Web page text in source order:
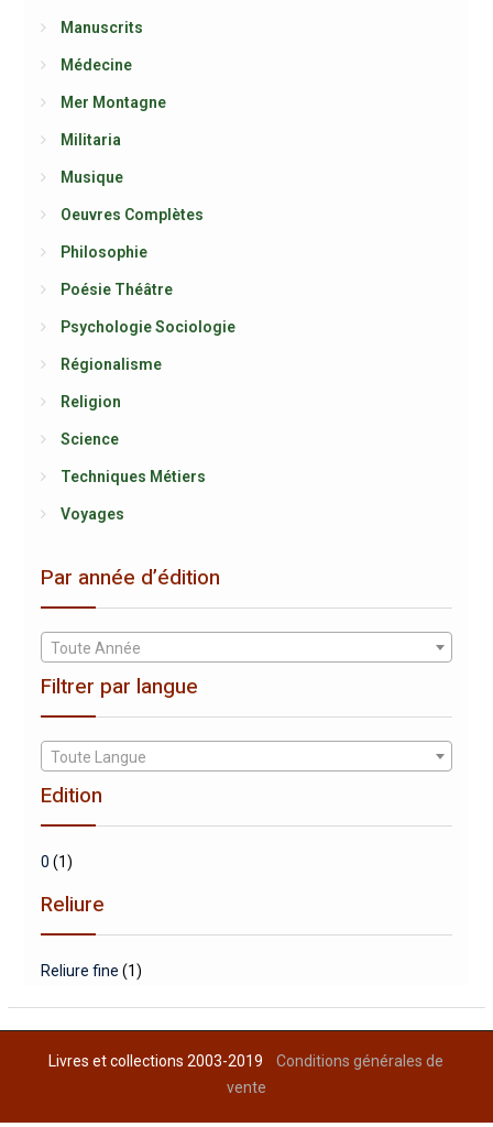
Manuscrits
Médecine
Mer Montagne
Militaria
Musique
Oeuvres Complètes
Philosophie
Poésie Théâtre
Psychologie Sociologie
Régionalisme
Religion
Science
Techniques Métiers
Voyages
Par année d’édition
Toute Année
Filtrer par langue
Toute Langue
Edition
0 (1)
Reliure
Reliure fine (1)
Livres et collections 2003-2019Conditions générales de
vente